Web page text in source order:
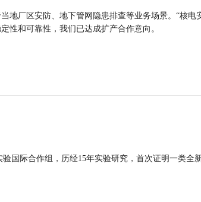
地厂区安防、地下管网隐患排查等业务场景。“核电
性和可靠性，我们已达成扩产合作意向。
国际合作组，历经15年实验研究，首次证明一类全